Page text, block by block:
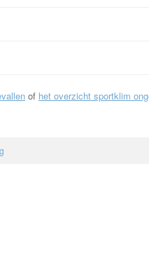
of het overzicht sportklim